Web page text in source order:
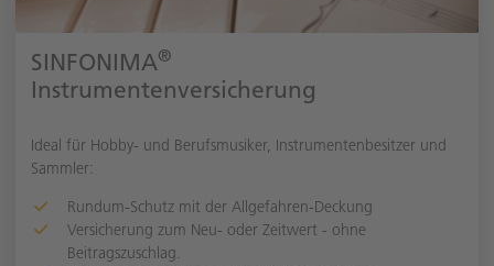
SINFONIMA®
Instrumentenversicherung
Ideal für Hobby- und Berufsmusiker, Instrumentenbesitzer und
Sammler:
Rundum-Schutz mit der Allgefahren-Deckung
Versicherung zum Neu- oder Zeitwert - ohne
Beitragszuschlag.